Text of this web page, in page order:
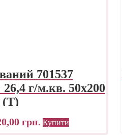
701537
г/м.кв. 50х200
(Т)
грн. Купити